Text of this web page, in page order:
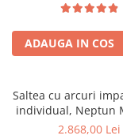
Scaune gradinita
Set mese si scaune
Mobila camera copii
Scaune birou pentru
foam 2,5 cm, husa
sistem de aerisire
greutate maxima
100 kg/utilizator,
ADAUGA IN COS
Saltea cu arcuri
individual, Neptun
Pocket Comfort
2.868,00 Lei